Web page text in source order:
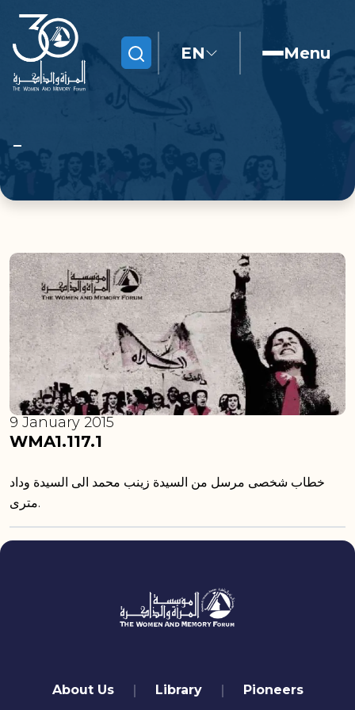
Search EN Menu
WMA1.117.1
9 January 2015
خطاب شخصى مرسل من السيدة زينب محمد الى السيدة وداد
مترى.
quick links
About Us Library Pioneers